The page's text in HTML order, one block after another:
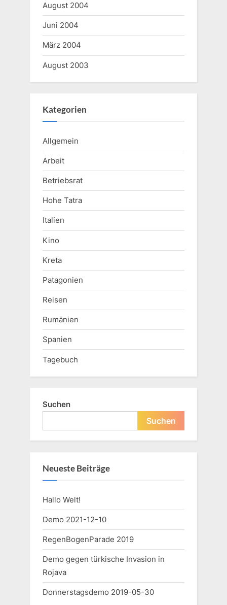
August 2004
Juni 2004
März 2004
August 2003
Kategorien
Allgemein
Arbeit
Betriebsrat
Hohe Tatra
Italien
Kino
Kreta
Patagonien
Reisen
Rumänien
Spanien
Tagebuch
Suchen
Suchen
Neueste Beiträge
Hallo Welt!
Demo 2021-12-10
RegenBogenParade 2019
Demo gegen türkische Invasion in
Rojava
Donnerstagsdemo 2019-05-30